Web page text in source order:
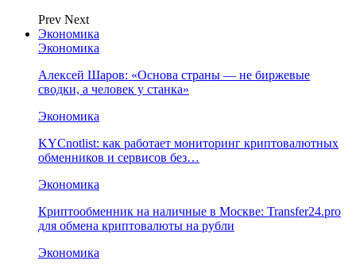
Prev Next
Экономика
Экономика
Алексей Шаров: «Основа страны — не биржевые
сводки, а человек у станка»
Экономика
KYCnotlist: как работает мониторинг криптовалютных
обменников и сервисов без…
Экономика
Криптообменник на наличные в Москве: Transfer24.pro
для обмена криптовалюты на рубли
Экономика